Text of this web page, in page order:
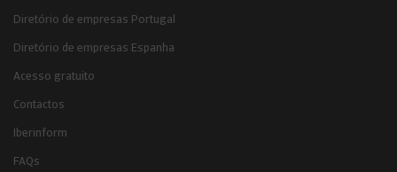
Diretório de empresas Portugal
Diretório de empresas Espanha
Acesso gratuito
Contactos
Iberinform
FAQs